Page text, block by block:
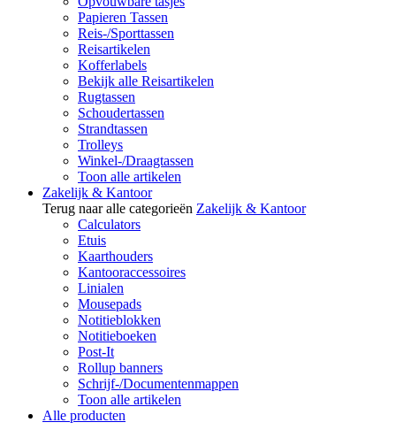
Papieren Tassen
Reis-/Sporttassen
Reisartikelen
Kofferlabels
Bekijk alle Reisartikelen
Rugtassen
Schoudertassen
Strandtassen
Trolleys
Winkel-/Draagtassen
Toon alle artikelen
Zakelijk & Kantoor
Terug naar alle categorieën Zakelijk & Kantoor
Calculators
Etuis
Kaarthouders
Kantooraccessoires
Linialen
Mousepads
Notitieblokken
Notitieboeken
Post-It
Rollup banners
Schrijf-/Documentenmappen
Toon alle artikelen
Alle producten